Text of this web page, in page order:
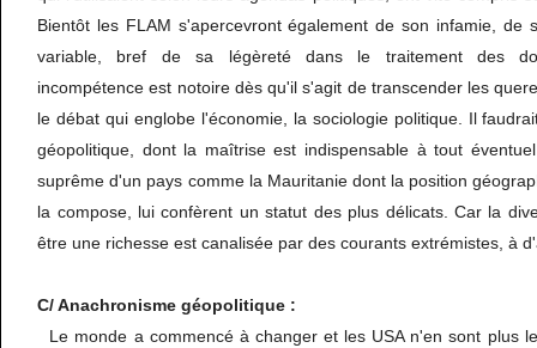
Bientôt les FLAM s'apercevront également de son infamie, de
variable, bref de sa légèreté dans le traitement des
incompétence est notoire dès qu'il s'agit de transcender les
le débat qui englobe l'économie, la sociologie politique. Il
géopolitique, dont la maîtrise est indispensable à tout
suprême d'un pays comme la Mauritanie dont la position
la compose, lui confèrent un statut des plus délicats. Car la
être une richesse est canalisée par des courants extrémistes, à
C/ Anachronisme géopolitique :
Le monde a commencé à changer et les USA n'en sont plus